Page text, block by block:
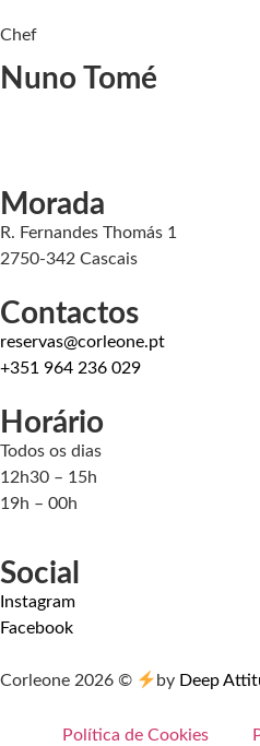
Chef
Nuno Tomé
Morada
R. Fernandes Thomás 1
2750-342 Cascais
Contactos
reservas@corleone.pt
+351 964 236 029
Horário
Todos os dias
12h30 – 15h
19h – 00h
Social
Instagram
Facebook
Corleone 2026 © by Deep
Política de Cookies